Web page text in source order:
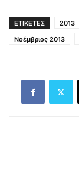
ΕΤΙΚΕΤΕΣ 2013
Νοέμβριος 2013